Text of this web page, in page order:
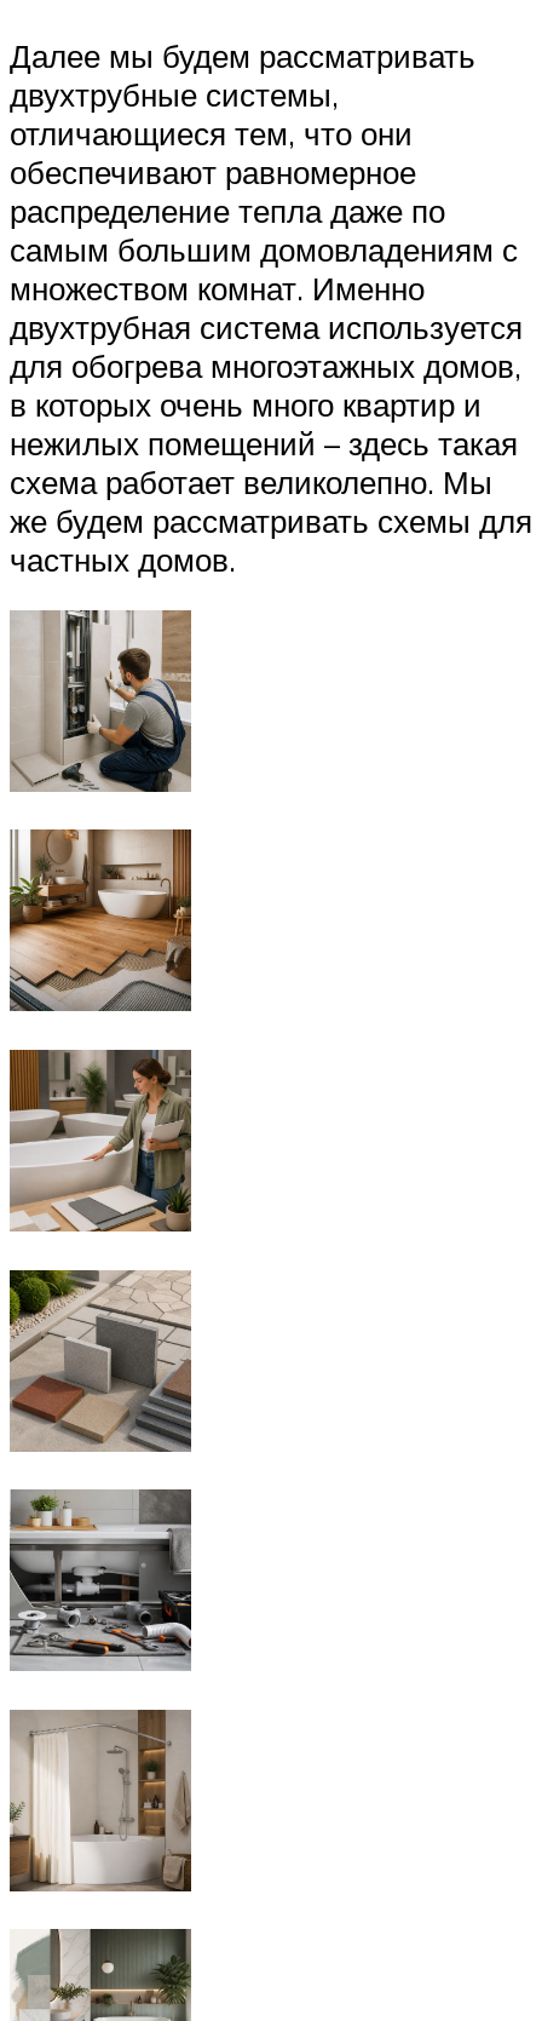
Далее мы будем рассматривать
двухтрубные системы,
отличающиеся тем, что они
обеспечивают равномерное
распределение тепла даже по
самым большим домовладениям с
множеством комнат. Именно
двухтрубная система используется
для обогрева многоэтажных домов,
в которых очень много квартир и
нежилых помещений – здесь такая
схема работает великолепно. Мы
же будем рассматривать схемы для
частных домов.